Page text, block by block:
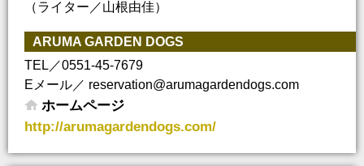
（ライター／山根由佳）
ARUMA GARDEN DOGS
TEL／0551-45-7679
Eメール／ reservation@arumagardendogs.com
ホームページ
http://arumagardendogs.com/